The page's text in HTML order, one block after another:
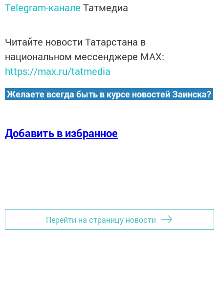
Telegram-канале Татмедиа
Читайте новости Татарстана в
национальном мессенджере MАХ:
https://max.ru/tatmedia
Желаете всегда быть в курсе новостей Заинска?
Добавить в избранное
Перейти на страницу новости